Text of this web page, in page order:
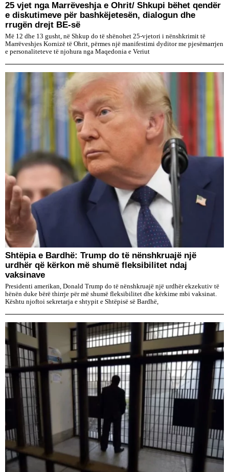
25 vjet nga Marrëveshja e Ohrit/ Shkupi bëhet qendër
e diskutimeve për bashkëjetesën, dialogun dhe
rrugën drejt BE-së
Më 12 dhe 13 gusht, në Shkup do të shënohet 25-vjetori i nënshkrimit të
Marrëveshjes Kornizë të Ohrit, përmes një manifestimi dyditor me pjesëmarrjen
e personaliteteve të njohura nga Maqedonia e Veriut
Shtëpia e Bardhë: Trump do të nënshkruajë një
urdhër që kërkon më shumë fleksibilitet ndaj
vaksinave
Presidenti amerikan, Donald Trump do të nënshkruajë një urdhër ekzekutiv të
hënën duke bërë thirrje për më shumë fleksibilitet dhe kërkime mbi vaksinat.
Kështu njoftoi sekretarja e shtypit e Shtëpisë së Bardhë,